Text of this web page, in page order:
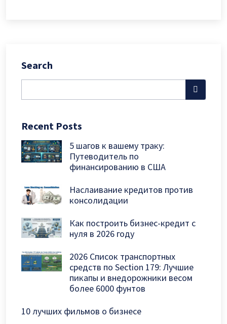
Search
Recent Posts
5 шагов к вашему траку:
Путеводитель по
финансированию в США
Наслаивание кредитов против
консолидации
Как построить бизнес-кредит с
нуля в 2026 году
2026 Список транспортных
средств по Section 179: Лучшие
пикапы и внедорожники весом
более 6000 фунтов
10 лучших фильмов о бизнесе